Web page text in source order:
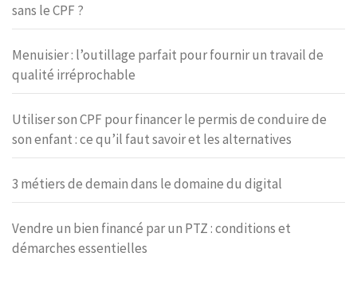
sans le CPF ?
Menuisier : l’outillage parfait pour fournir un travail de
qualité irréprochable
Utiliser son CPF pour financer le permis de conduire de
son enfant : ce qu’il faut savoir et les alternatives
3 métiers de demain dans le domaine du digital
Vendre un bien financé par un PTZ : conditions et
démarches essentielles